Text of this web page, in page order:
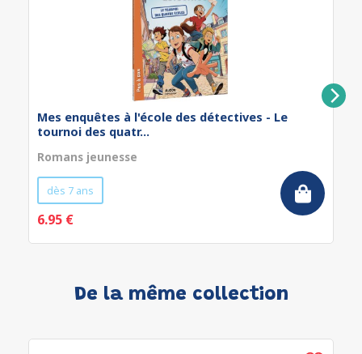
Mes enquêtes à l'école des détectives - Le
tournoi des quatr...
Romans jeunesse
dès 7 ans
6.95 €
De la même collection